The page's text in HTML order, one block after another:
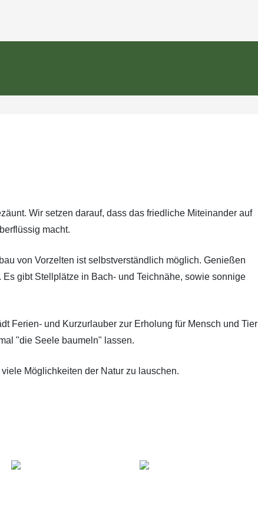
Wir setzen darauf, dass das friedliche Miteinander auf
macht.
von Vorzelten ist selbstverständlich möglich. Genießen
gibt Stellplätze in Bach- und Teichnähe, sowie sonnige
Ferien- und Kurzurlauber zur Erholung für Mensch und Tier
"die Seele baumeln" lassen.
Möglichkeiten der Natur zu lauschen.